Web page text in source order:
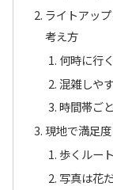
ライトアッ
考え方
何時に行
混雑しや
時間帯ご
現地で満足
歩くルー
写真は花